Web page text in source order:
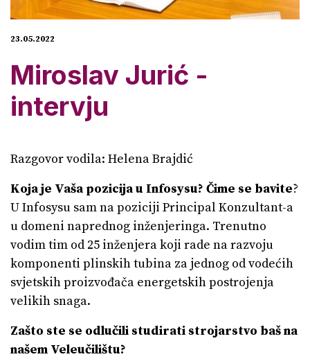
23.05.2022
Miroslav Jurić -
intervju
Razgovor vodila: Helena Brajdić
Koja je Vaša pozicija u Infosysu? Čime se bavite?
U Infosysu sam na poziciji Principal Konzultant-a
u domeni naprednog inženjeringa. Trenutno
vodim tim od 25 inženjera koji rade na razvoju
komponenti plinskih tubina za jednog od vodećih
svjetskih proizvođača energetskih postrojenja
velikih snaga.
Zašto ste se odlučili studirati strojarstvo baš na
našem Veleučilištu?